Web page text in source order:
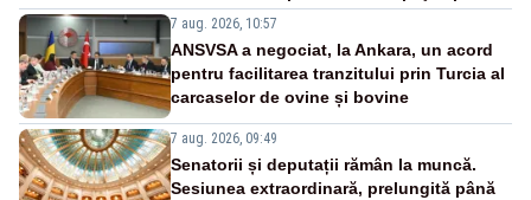
7 aug. 2026, 10:57
ANSVSA a negociat, la Ankara, un acord
pentru facilitarea tranzitului prin Turcia al
carcaselor de ovine și bovine
7 aug. 2026, 09:49
Senatorii și deputații rămân la muncă.
Sesiunea extraordinară, prelungită până